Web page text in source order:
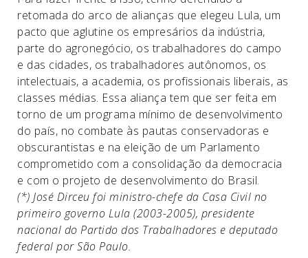
retomada do arco de alianças que elegeu Lula, um
pacto que aglutine os empresários da indústria,
parte do agronegócio, os trabalhadores do campo
e das cidades, os trabalhadores autônomos, os
intelectuais, a academia, os profissionais liberais, as
classes médias. Essa aliança tem que ser feita em
torno de um programa mínimo de desenvolvimento
do país, no combate às pautas conservadoras e
obscurantistas e na eleição de um Parlamento
comprometido com a consolidação da democracia
e com o projeto de desenvolvimento do Brasil.
(*) José Dirceu foi ministro-chefe da Casa Civil no
primeiro governo Lula (2003-2005), presidente
nacional do Partido dos Trabalhadores e deputado
federal por São Paulo.